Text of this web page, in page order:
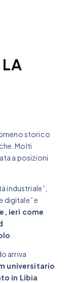
storico
Molti
a posizioni
industriale”,
digitale” e
ieri come
arriva
universitario
in Libia